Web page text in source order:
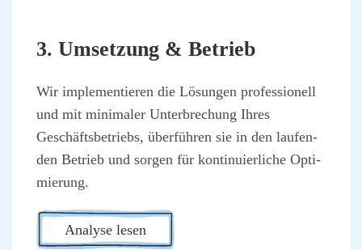
3. Umset­zung & Betrieb
Wir imple­men­tie­ren die Lösun­gen pro­fes­sio­nell
und mit mini­ma­ler Unter­bre­chung Ihres
Geschäfts­be­triebs, über­füh­ren sie in den lau­fen­
den Betrieb und sor­gen für kon­ti­nu­ier­li­che Opti­
mie­rung.
Ana­ly­se lesen